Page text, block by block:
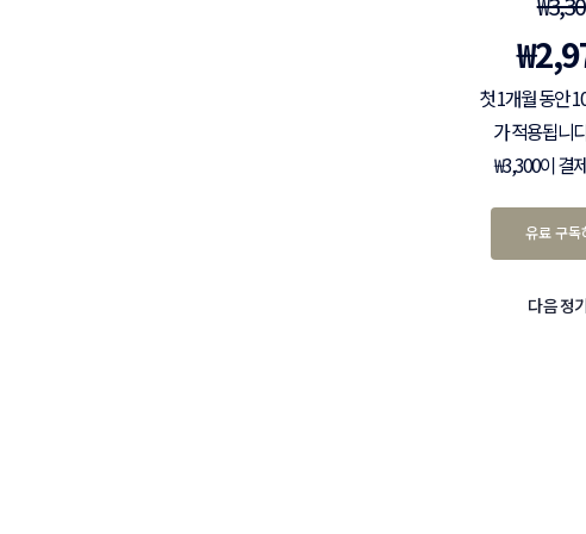
₩
첫 1개월 동안
가 적용됩니
₩3,300이 결
유료 구독
다음 정